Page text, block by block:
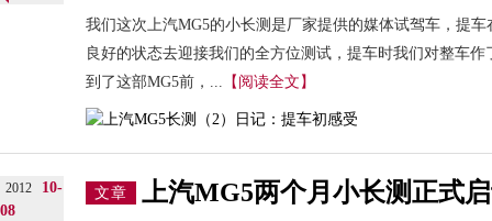
我们这次上汽MG5的小长测是厂家提供的媒体试驾车，提
良好的状态去迎接我们的全方位测试，提车时我们对整车
到了这部MG5前，... 【阅读全文】
2012
10-
08
文章 上汽MG5两个月小长测正式